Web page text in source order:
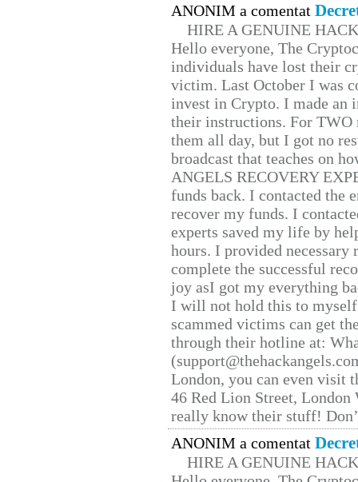
ANONIM a comentat
HIRE A GENUINE
Hello everyone, The
individuals have lost their
victim. Last October I was
invest in Crypto. I made
their instructions. For TWO
them all day, but I got no
broadcast that teaches on
ANGELS RECOVERY
funds back. I contacted the
recover my funds. I
experts saved my life by
hours. I provided
complete the successful
joy asI got my everything
I will not hold this to
scammed victims can get
through their hotline at:
London, you can even visit
46 Red Lion Street, London
really know their stuff!
ANONIM a comentat
HIRE A GENUINE